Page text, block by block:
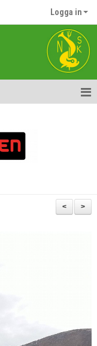
Logga in
>
<